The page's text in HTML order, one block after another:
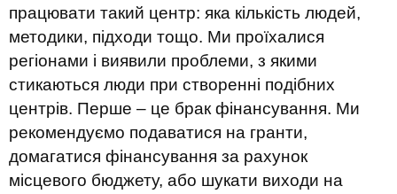
працювати такий центр: яка кількість людей,
методики, підходи тощо. Ми проїхалися
регіонами і виявили проблеми, з якими
стикаються люди при створенні подібних
центрів. Перше – це брак фінансування. Ми
рекомендуємо подаватися на гранти,
домагатися фінансування за рахунок
місцевого бюджету, або шукати виходи на